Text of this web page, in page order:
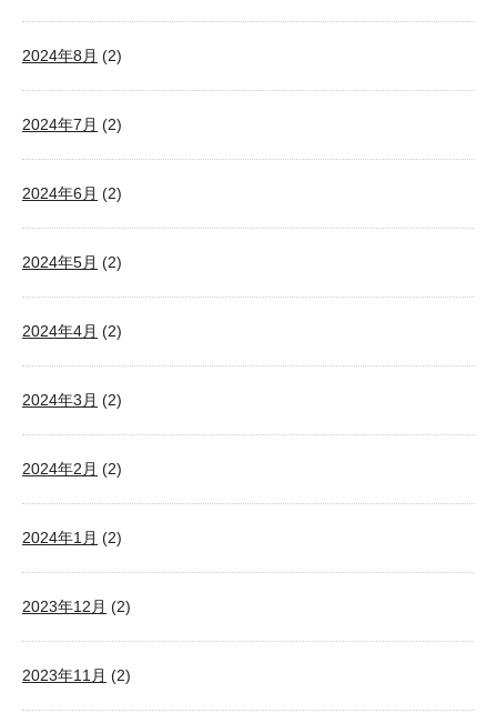
2024年8月 (2)
2024年7月 (2)
2024年6月 (2)
2024年5月 (2)
2024年4月 (2)
2024年3月 (2)
2024年2月 (2)
2024年1月 (2)
2023年12月 (2)
2023年11月 (2)